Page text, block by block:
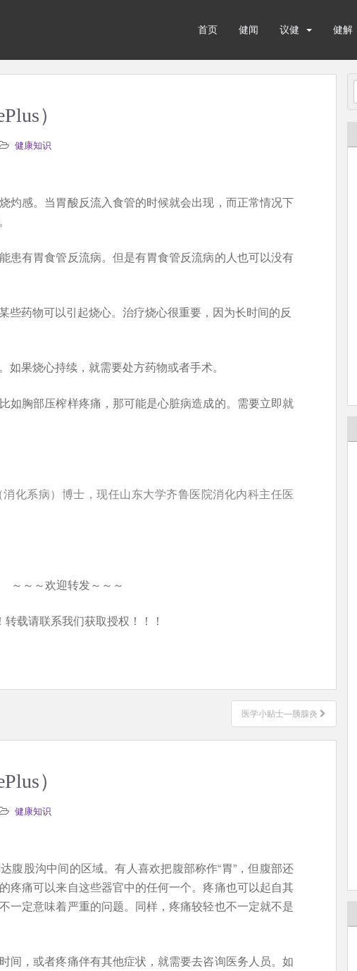
首页 健闻 议健 健解
）
健康知识
灼感。当胃酸反流入食管的时候就会出现，而正常情况下
患有胃食管反流病。但是有胃食管反流病的人也可以没有
些药物可以引起烧心。治疗烧心很重要，因为长时间的反
果烧心持续，就需要处方药物或者手术。
如胸部压榨样疼痛，那可能是心脏病造成的。需要立即就
化系病）博士，现任山东大学齐鲁医院消化内科主任医
～～～欢迎转发～～～
转载请联系我们获取授权！！！
医学小贴士—胰腺炎
）
健康知识
腹股沟中间的区域。有人喜欢把腹部称作“胃”，但腹部还
疼痛可以来自这些器官中的任何一个。疼痛也可以起自其
一定意味着严重的问题。同样，疼痛较轻也不一定就不是
间，或者疼痛伴有其他症状，就需要去咨询医务人员。如